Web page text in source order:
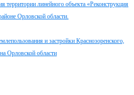
линейного объекта «Реконструкция
Орловской области.
и застройки Краснозоренского,
Орловской области